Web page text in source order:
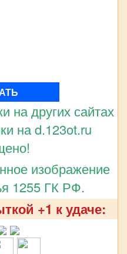
на других сайтах
на d.123ot.ru
изображение
1255 ГК РФ.
+1 к удаче: